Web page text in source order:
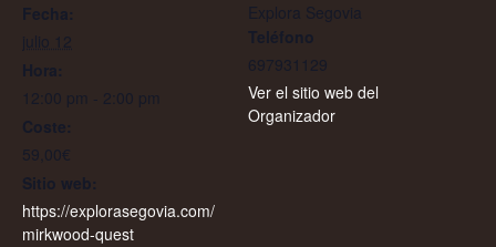
Fecha:
julio 12
Hora:
12:00 pm - 2:00 pm
Coste:
59,00€
Sitio web:
https://explorasegovia.com/
mirkwood-quest
Explora Segovia
Teléfono
697931129
Ver el sitio web del
Organizador